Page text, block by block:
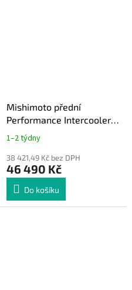
Mishimoto přední
Performance Intercooler
kit Subaru Impreza STI 08-
14 černá
1–2 týdny
38 421,49 Kč bez DPH
46 490 Kč
Do košíku